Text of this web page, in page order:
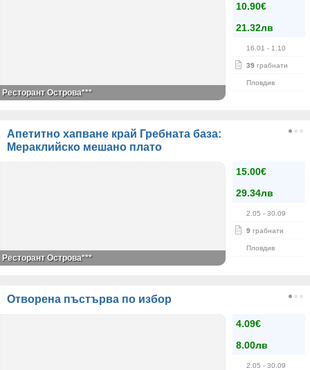
10.90€
21.32лв
16.01 - 1.10
39 грабнати
Пловдив
Ресторант Острова***
Апетитно хапване край Гребната база:
Мераклийско мешано плато
15.00€
29.34лв
2.05 - 30.09
9 грабнати
Пловдив
Ресторант Острова***
Отворена пъстърва по избор
4.09€
8.00лв
2.05 - 30.09